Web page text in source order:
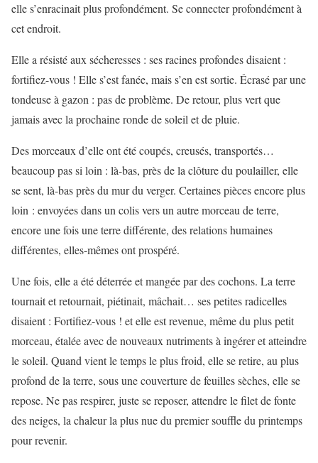
elle s’enracinait plus profondément. Se connecter profondément à
cet endroit.
Elle a résisté aux sécheresses : ses racines profondes disaient :
fortifiez-vous ! Elle s’est fanée, mais s’en est sortie. Écrasé par une
tondeuse à gazon : pas de problème. De retour, plus vert que
jamais avec la prochaine ronde de soleil et de pluie.
Des morceaux d’elle ont été coupés, creusés, transportés…
beaucoup pas si loin : là-bas, près de la clôture du poulailler, elle
se sent, là-bas près du mur du verger. Certaines pièces encore plus
loin : envoyées dans un colis vers un autre morceau de terre,
encore une fois une terre différente, des relations humaines
différentes, elles-mêmes ont prospéré.
Une fois, elle a été déterrée et mangée par des cochons. La terre
tournait et retournait, piétinait, mâchait… ses petites radicelles
disaient : Fortifiez-vous ! et elle est revenue, même du plus petit
morceau, étalée avec de nouveaux nutriments à ingérer et atteindre
le soleil. Quand vient le temps le plus froid, elle se retire, au plus
profond de la terre, sous une couverture de feuilles sèches, elle se
repose. Ne pas respirer, juste se reposer, attendre le filet de fonte
des neiges, la chaleur la plus nue du premier souffle du printemps
pour revenir.